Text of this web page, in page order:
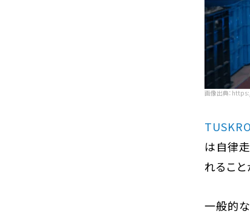
画像出典：
は自律
れること
一般的